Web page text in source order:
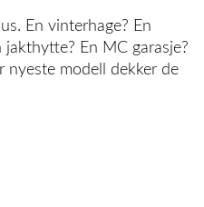
En vinterhage? En
jakthytte? En MC garasje?
nyeste modell dekker de